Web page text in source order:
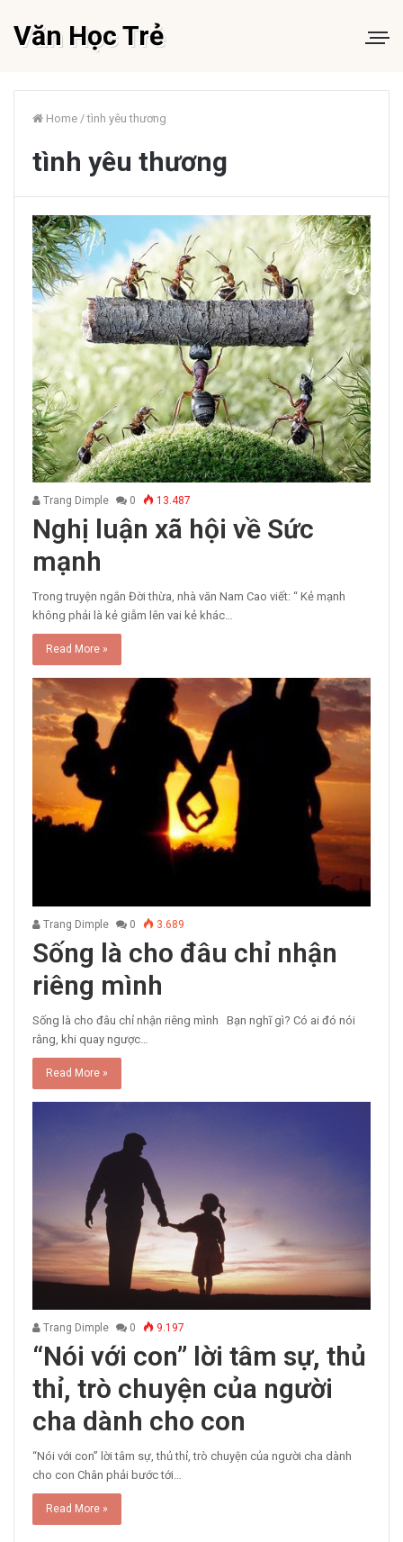
Văn Học Trẻ
Home / tình yêu thương
tình yêu thương
Trang Dimple 0 13.487
Nghị luận xã hội về Sức
mạnh
Trong truyện ngắn Đời thừa, nhà văn Nam Cao viết: “ Kẻ mạnh
không phải là kẻ giẫm lên vai kẻ khác…
Read More »
Trang Dimple 0 3.689
Sống là cho đâu chỉ nhận
riêng mình
Sống là cho đâu chỉ nhận riêng mình Bạn nghĩ gì? Có ai đó nói
rằng, khi quay ngược…
Read More »
Trang Dimple 0 9.197
“Nói với con” lời tâm sự, thủ
thỉ, trò chuyện của người
cha dành cho con
“Nói với con” lời tâm sự, thủ thỉ, trò chuyện của người cha dành
cho con Chân phải bước tới…
Read More »